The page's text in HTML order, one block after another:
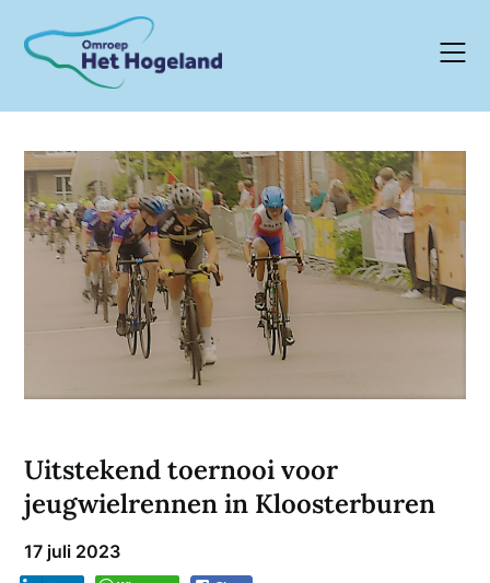
content
Uitstekend toernooi voor
jeugwielrennen in Kloosterburen
17 juli 2023